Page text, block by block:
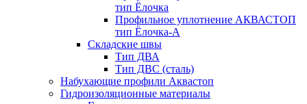
тип Ёлочка
Профильное уплотнение АКВАСТОП
тип Ёлочка-А
Складские швы
Тип ДВА
Тип ДВС (сталь)
Набухающие профили Аквастоп
Гидроизоляционные материалы